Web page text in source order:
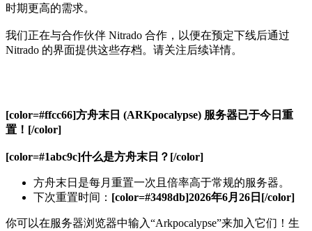
时期更高的需求。
我们正在与合作伙伴 Nitrado 合作，以便在预定下线后通过
Nitrado 的界面提供这些存档。请关注后续详情。
[color=#ffcc66]方舟末日 (ARKpocalypse) 服务器已于今日重
置！[/color]
[color=#1abc9c]什么是方舟末日？[/color]
方舟末日是每月重置一次且倍率高于常规的服务器。
下次重置时间： [color=#3498db]2026年6月26日[/color]
你可以在服务器浏览器中输入“Arkpocalypse”来加入它们！生